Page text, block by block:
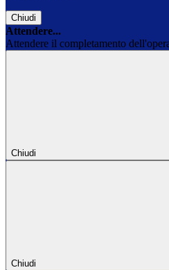
Chiudi
Attendere...
Attendere il completamento
Chiudi
Chiudi